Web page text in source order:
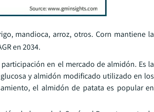
mandioca, arroz, otros. Corn mantiene la
en 2034.
en el mercado de almidón. Es la
y almidón modificado utilizado en los
el almidón de patata es popular en